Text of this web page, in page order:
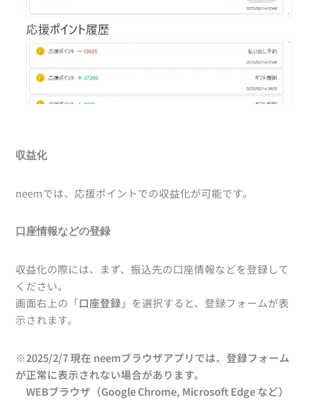
収益化
neemでは、応援ポイントでの収益化が可能です。
口座情報などの登録
収益化の際には、まず、振込先の口座情報などを登録して
ください。
画面右上の「口座登録 」を選択すると、登録フォームが表
示されます。
※2025/2/7 現在 neemブラウザアプリでは、登録フォーム
が正常に表示されない場合があります。
WEBブラウザ（Google Chrome, Microsoft Edge など）